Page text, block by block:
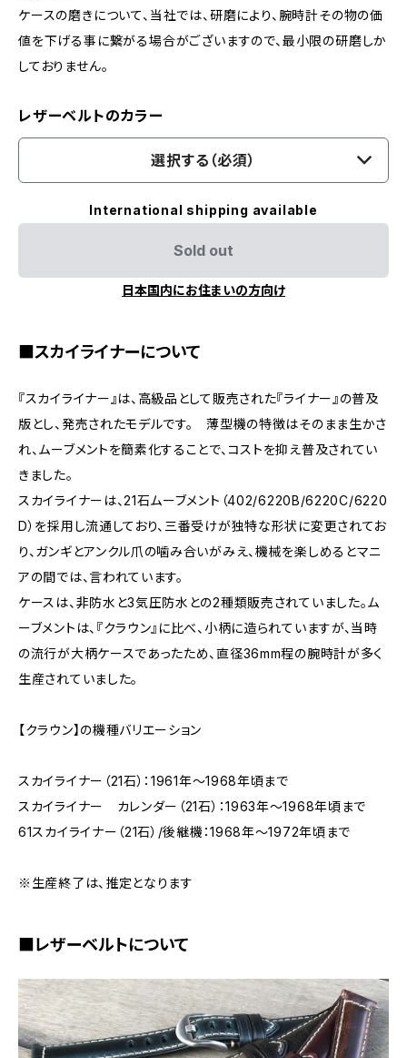
ケースの磨きについて、当社では、研磨により、腕時計その物の価
値を下げる事に繋がる場合がございますので、最小限の研磨しか
しておりません。
レザーベルトのカラー
選択する（必須）
International shipping available
Sold out
日本国内にお住まいの方向け
■スカイライナーについて
『スカイライナー』は、高級品として販売された『ライナー』の普及
版とし、発売されたモデルです。 薄型機の特徴はそのまま生かさ
れ、ムーブメントを簡素化することで、コストを抑え普及されてい
きました。
スカイライナーは、21石ムーブメント（402/6220B/6220C/6220
D）を採用し流通しており、三番受けが独特な形状に変更されてお
り、ガンギとアンクル爪の噛み合いがみえ、機械を楽しめるとマニ
アの間では、言われています。
ケースは、非防水と3気圧防水との2種類販売されていました。ム
ーブメントは、『クラウン』に比べ、小柄に造られていますが、当時
の流行が大柄ケースであったため、直径36mm程の腕時計が多く
生産されていました。
【クラウン】の機種バリエーション
スカイライナー（21石）：1961年～1968年頃まで
スカイライナー カレンダー（21石）：1963年～1968年頃まで
61スカイライナー（21石）/後継機：1968年～1972年頃まで
※生産終了は、推定となります
■レザーベルトについて